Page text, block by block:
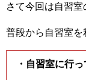
さて今回は自習室
普段から自習室を
・自習室に行